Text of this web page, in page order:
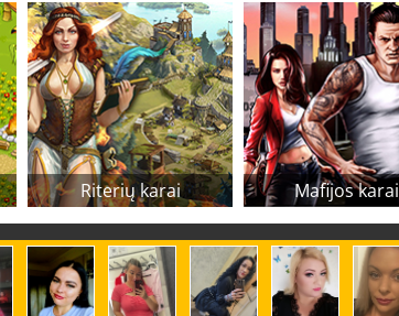
Riterių karai Mafijos karai